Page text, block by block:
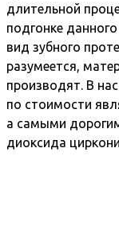
длительной
подгонке
вид зубного
разумеется,
производят. В
по стоимости
а самыми
диоксида